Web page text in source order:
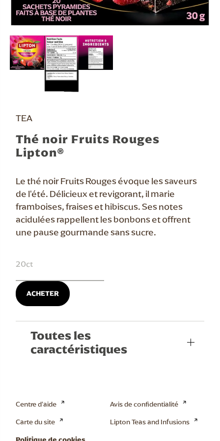
TEA
Thé noir Fruits Rouges
Lipton®
Le thé noir Fruits Rouges évoque les saveurs
de l'été. Délicieux et revigorant, il marie
framboises, fraises et hibiscus. Ses notes
acidulées rappellent les bonbons et offrent
une pause gourmande sans sucre.
20ct
ACHETER
Toutes les
caractéristiques
Centre d'aide
Avis de confidentialité
Carte du site
Lipton Teas and Infusions